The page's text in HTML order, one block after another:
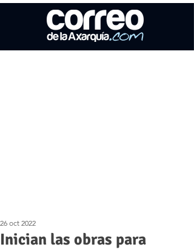
Inician las obras para
26 oct 2022